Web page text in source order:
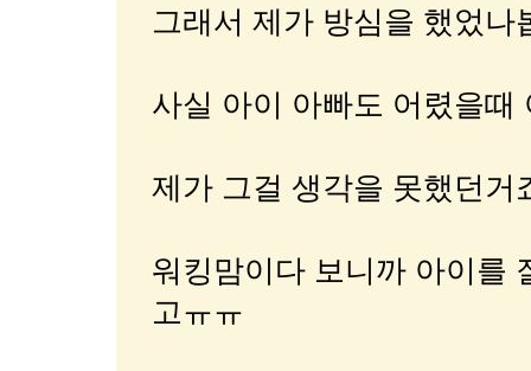
그래서 제가 방심을 했었나
사실 아이 아빠도 어렸을때
제가 그걸 생각을 못했던거
워킹맘이다 보니까 아이를
고ㅠㅠ